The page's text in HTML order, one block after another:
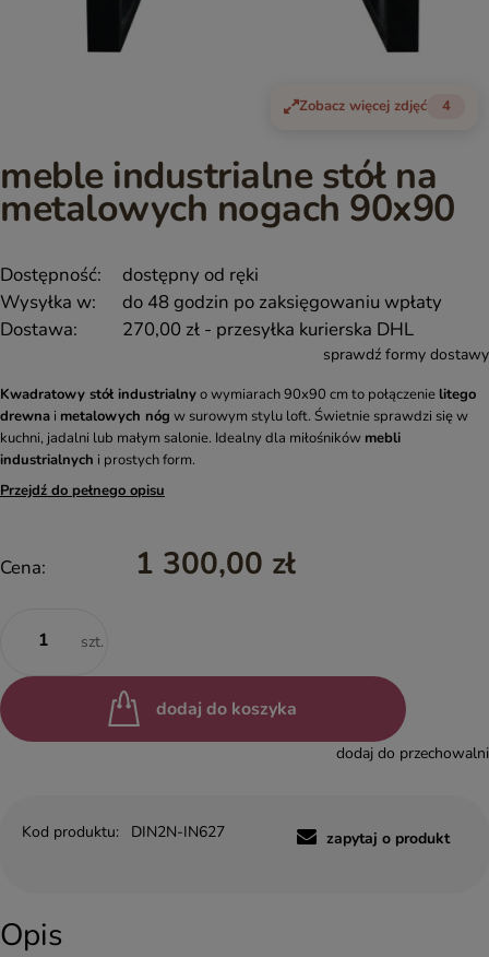
Zobacz więcej zdjęć 4
meble industrialne stół na
metalowych nogach 90x90
Dostępność:
dostępny od ręki
Wysyłka w:
do 48 godzin po zaksięgowaniu wpłaty
Dostawa:
270,00 zł - przesyłka kurierska DHL
sprawdź formy dostawy
Kwadratowy stół industrialnyo wymiarach 90x90 cm to połączenie litego
drewna i metalowych nóg w surowym stylu loft. Świetnie sprawdzi się w
kuchni, jadalni lub małym salonie. Idealny dla miłośników mebli
industrialnych i prostych form.
Przejdź do pełnego opisu
Cena: 1 300,00 zł
szt.
dodaj do koszyka
dodaj do przechowalni
Kod produktu: DIN2N-IN627 zapytaj o produkt
Opis